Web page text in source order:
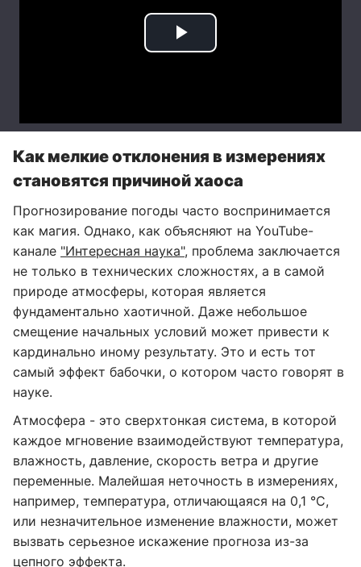
Как мелкие отклонения в измерениях
становятся причиной хаоса
Прогнозирование погоды часто воспринимается
как магия. Однако, как объясняют на YouTube-
канале "Интересная наука", проблема заключается
не только в технических сложностях, а в самой
природе атмосферы, которая является
фундаментально хаотичной. Даже небольшое
смещение начальных условий может привести к
кардинально иному результату. Это и есть тот
самый эффект бабочки, о котором часто говорят в
науке.
Атмосфера - это сверхтонкая система, в которой
каждое мгновение взаимодействуют температура,
влажность, давление, скорость ветра и другие
переменные. Малейшая неточность в измерениях,
например, температура, отличающаяся на 0,1 °C,
или незначительное изменение влажности, может
вызвать серьезное искажение прогноза из-за
цепного эффекта.